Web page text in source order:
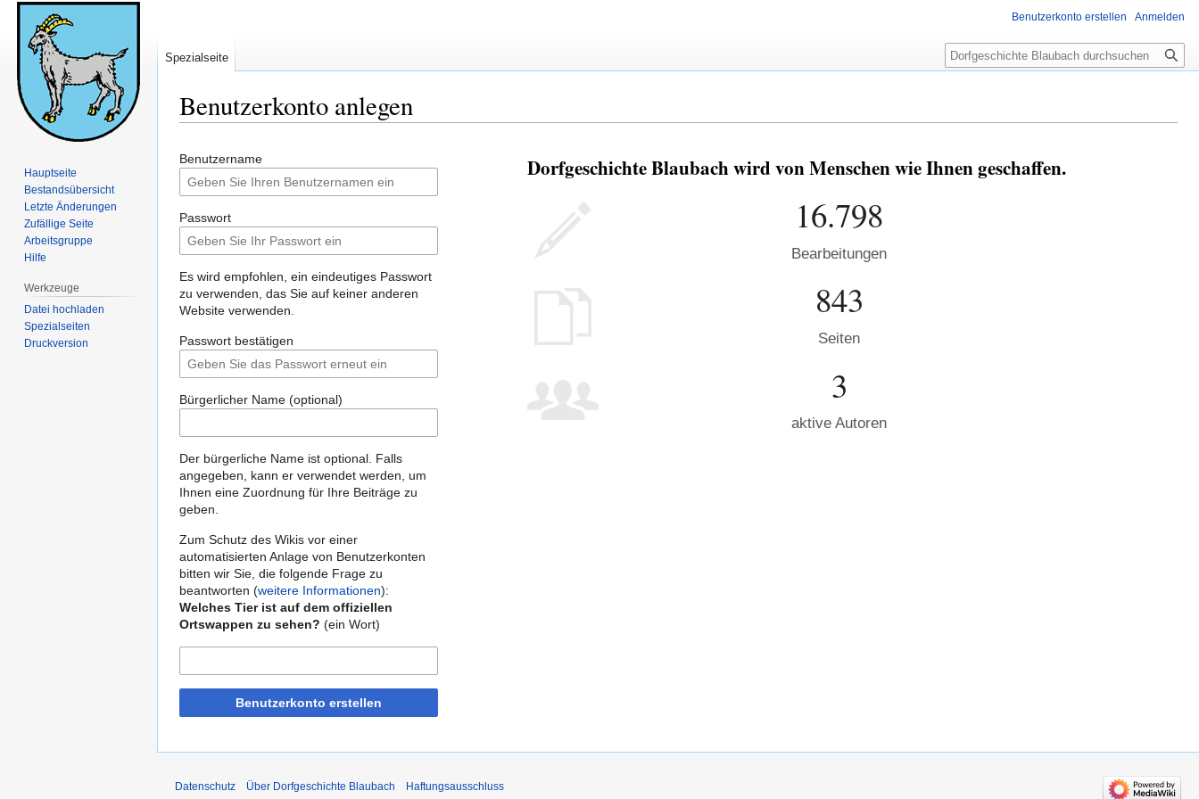
Benutzerkonto anlegen
Navigation
springen
Suche
springen
Benutzername
Passwort
Es wird empfohlen, ein eindeutiges Passwort
zu verwenden, das Sie auf keiner anderen
Website verwenden.
Passwort bestätigen
Bürgerlicher Name (optional)
Der bürgerliche Name ist optional. Falls
angegeben, kann er verwendet werden, um
Ihnen eine Zuordnung für Ihre Beiträge zu
geben.
Zum Schutz des Wikis vor einer
automatisierten Anlage von Benutzerkonten
bitten wir Sie, die folgende Frage zu
beantworten (weitere Informationen):
Welches Tier ist auf dem offiziellen
Ortswappen zu sehen? (ein Wort)
Benutzerkonto erstellen
Dorfgeschichte Blaubach wird von Menschen wie Ihnen geschaffen.
16.798
Bearbeitungen
843
Seiten
3
aktive Autoren
Benutzerkonto erstellen Anmelden
Spezialseite Suche
Hauptseite
Bestandsübersicht
Letzte Änderungen
Zufällige Seite
Arbeitsgruppe
Hilfe
Werkzeuge
Datei hochladen
Spezialseiten
Druckversion
Datenschutz Über Dorfgeschichte Blaubach Haftungsausschluss